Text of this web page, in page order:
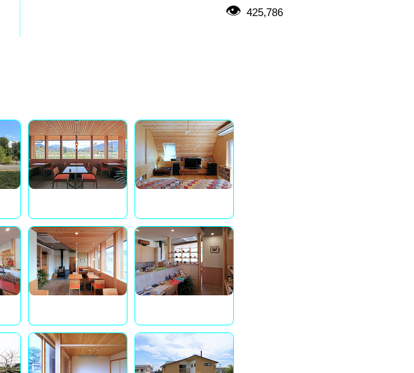
425,786